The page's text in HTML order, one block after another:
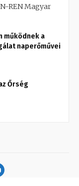
REN Magyar
működnek a
naperőművei
Őrség